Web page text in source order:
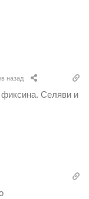
назад
Селяви и